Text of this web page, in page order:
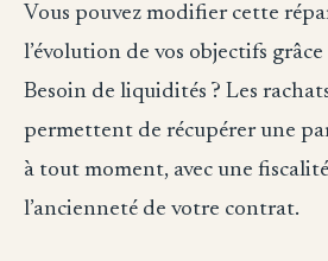
Vous pouvez modifier cette
l’évolution de vos objectifs
Besoin de liquidités ? Les
permettent de récupérer une
à tout moment, avec une
l’ancienneté de votre contrat.